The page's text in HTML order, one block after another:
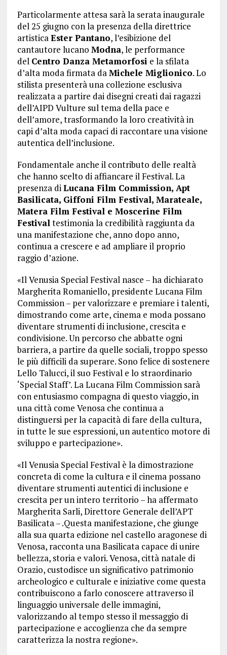
Particolarmente attesa sarà la serata inaugurale
del 25 giugno con la presenza della direttrice
artisticaEster Pantano, l’esibizione del
cantautore lucano Modna, le performance
del Centro Danza Metamorfosi e la sfilata
d’alta moda firmata daMichele Miglionico. Lo
stilista presenterà una collezione esclusiva
realizzata a partire dai disegni creati dai ragazzi
dell’AIPD Vulture sul tema della pace e
dell’amore, trasformando la loro creatività in
capi d’alta moda capaci di raccontare una visione
autentica dell’inclusione.
Fondamentale anche il contributo delle realtà
che hanno scelto di affiancare il Festival. La
presenza diLucana Film Commission, Apt
Basilicata, Giffoni Film Festival, Marateale,
Matera Film Festival e Moscerine Film
Festivaltestimonia la credibilità raggiunta da
una manifestazione che, anno dopo anno,
continua a crescere e ad ampliare il proprio
raggio d’azione.
«Il Venusia Special Festival nasce – ha dichiarato
Margherita Romaniello, presidente Lucana Film
Commission – per valorizzare e premiare i talenti,
dimostrando come arte, cinema e moda possano
diventare strumenti di inclusione, crescita e
condivisione. Un percorso che abbatte ogni
barriera, a partire da quelle sociali, troppo spesso
le più difficili da superare. Sono felice di sostenere
Lello Talucci, il suo Festival e lo straordinario
‘Special Staff’. La Lucana Film Commission sarà
con entusiasmo compagna di questo viaggio, in
una città come Venosa che continua a
distinguersi per la capacità di fare della cultura,
in tutte le sue espressioni, un autentico motore di
sviluppo e partecipazione».
«Il Venusia Special Festival è la dimostrazione
concreta di come la cultura e il cinema possano
diventare strumenti autentici di inclusione e
crescita per un intero territorio – ha affermato
Margherita Sarli, Direttore Generale dell’APT
Basilicata – .Questa manifestazione, che giunge
alla sua quarta edizione nel castello aragonese di
Venosa, racconta una Basilicata capace di unire
bellezza, storia e valori. Venosa, città natale di
Orazio, custodisce un significativo patrimonio
archeologico e culturale e iniziative come questa
contribuiscono a farlo conoscere attraverso il
linguaggio universale delle immagini,
valorizzando al tempo stesso il messaggio di
partecipazione e accoglienza che da sempre
caratterizza la nostra regione».